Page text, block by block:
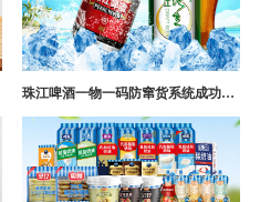
珠江啤酒一物一码防窜货系统成功案例